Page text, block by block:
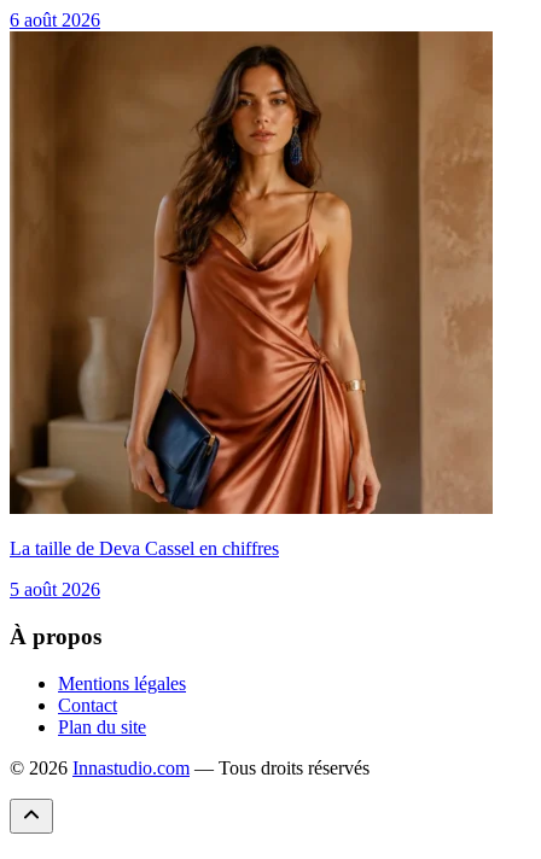
6 août 2026
La taille de Deva Cassel en chiffres
5 août 2026
À propos
Mentions légales
Contact
Plan du site
© 2026 Innastudio.com — Tous droits réservés